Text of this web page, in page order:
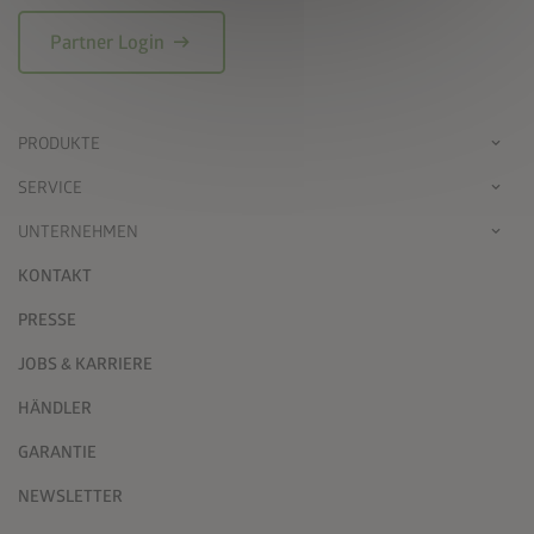
Partner Login arrow_right_alt
PRODUKTE
SERVICE
UNTERNEHMEN
KONTAKT
PRESSE
JOBS & KARRIERE
HÄNDLER
GARANTIE
NEWSLETTER